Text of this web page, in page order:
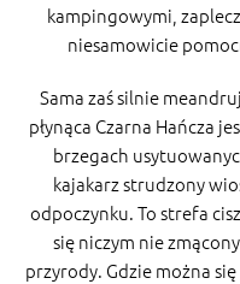
kampingowymi,
niesamowicie
Sama zaś silnie
płynąca Czarna Hańcza
brzegach
kajakarz strudzony
odpoczynku. To strefa
się niczym nie
przyrody. Gdzie można